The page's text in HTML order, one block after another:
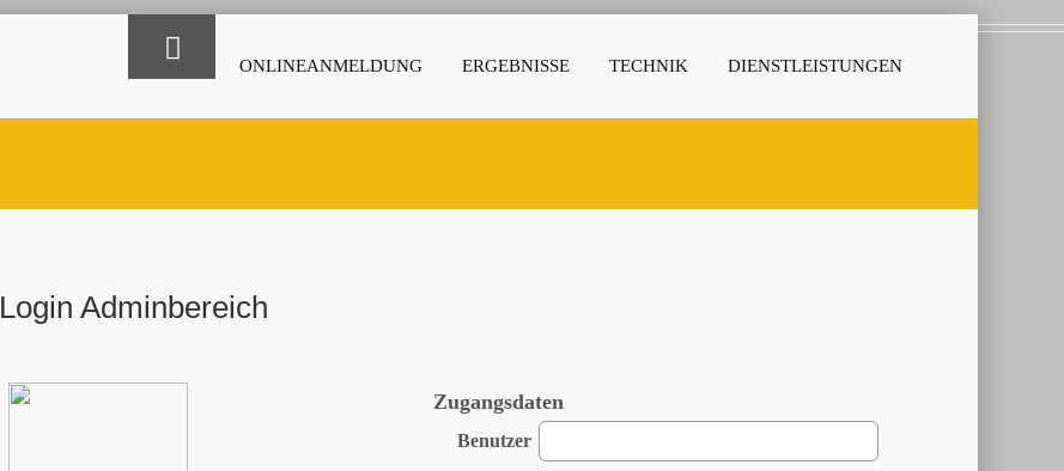
ONLINEANMELDUNG ERGEBNISSE TECHNIK DIENSTLEISTUNGEN
Login Adminbereich
Zugangsdaten
Benutzer